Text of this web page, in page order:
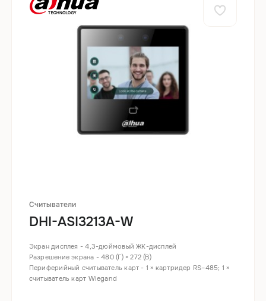
Считыватели
DHI-ASI3213A-W
Экран дисплея - 4,3-дюймовый ЖК-дисплей
Разрешение экрана - 480 (Г) × 272 (В)
Периферийный считыватель карт - 1 × картридер RS–485; 1 ×
считыватель карт Wiegand